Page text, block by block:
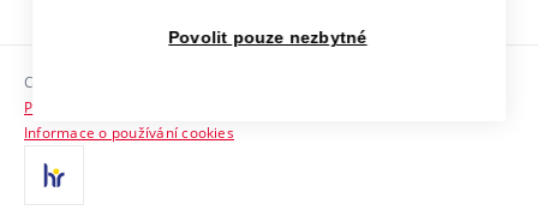
Sociální bezpečí
HR Award
Kontakty
Copyright © 2026 VUT
Prohlášení o přístupnosti
Informace o používání cookies
Povolit pouze nezbytné